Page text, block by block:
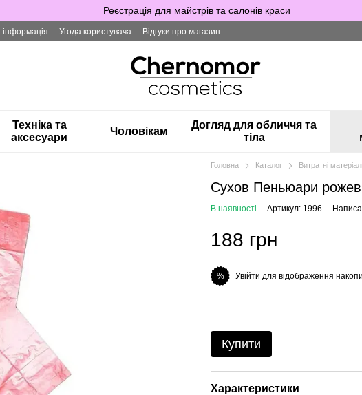
Реєстрація для майстрів та салонів краси
інформація Угода користувача Відгуки про магазин
Техніка та
аксесуари
Чоловікам
Догляд для обличчя та
тіла
Головна Каталог Витратні
Сухов Пеньюари
В наявності Артикул: 1996
188 грн
% Увійти для відображення
Купити
Характеристики